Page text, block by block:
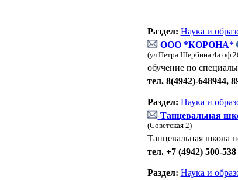
Раздел: Наука и
ООО *КОРОНА*
(ул.Петра Шербина 4а
обучение по
тел. 8(4942)-648944,
Раздел: Наука и
Танцевальная
(Советская 2)
Танцевальная школа
тел. +7 (4942) 500-538
Раздел: Наука и